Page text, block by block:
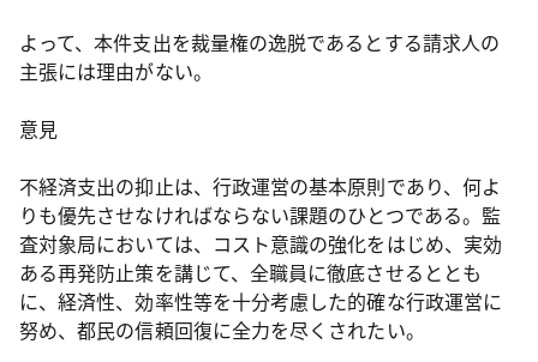
よって、本件支出を裁量権の逸脱であるとする請求人の
主張には理由がない。
意見
不経済支出の抑止は、行政運営の基本原則であり、何よ
りも優先させなければならない課題のひとつである。監
査対象局においては、コスト意識の強化をはじめ、実効
ある再発防止策を講じて、全職員に徹底させるととも
に、経済性、効率性等を十分考慮した的確な行政運営に
努め、都民の信頼回復に全力を尽くされたい。